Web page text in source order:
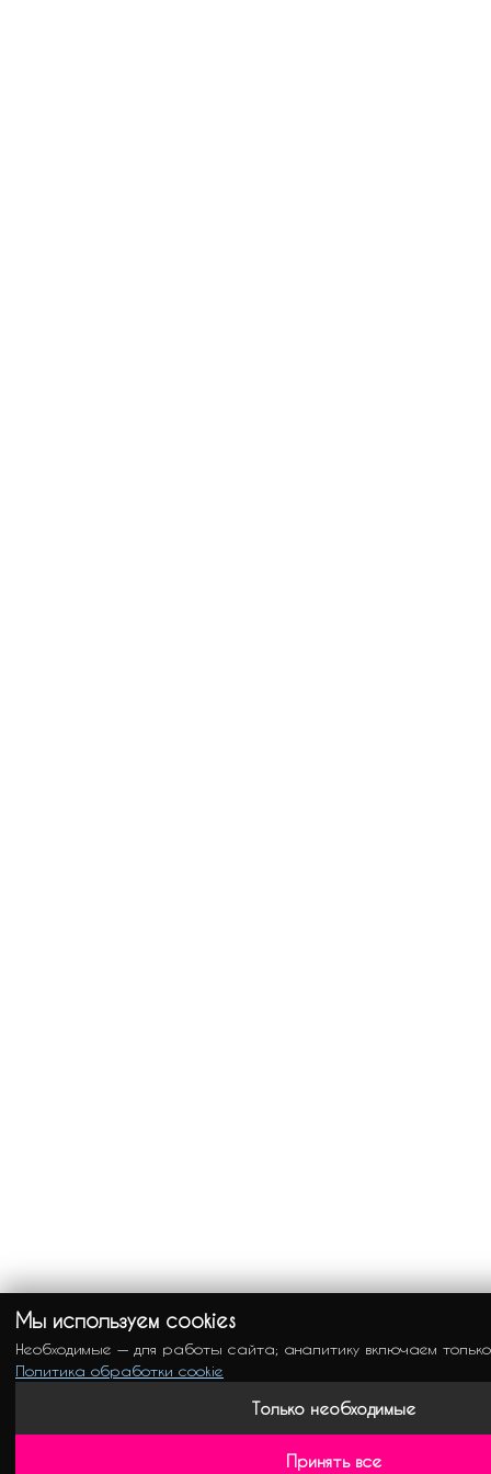
Мы используем cookies
Необходимые — для работы сайта; аналитику включаем
Политика обработки cookie
Только необходимые
Принять все